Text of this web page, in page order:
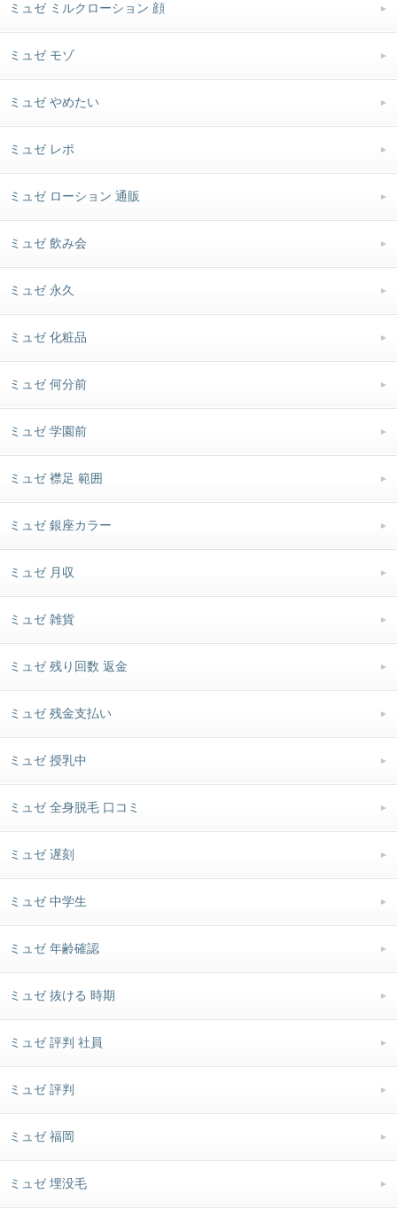
ミュゼ ミルクローション 顔
ミュゼ モゾ
ミュゼ やめたい
ミュゼ レポ
ミュゼ ローション 通販
ミュゼ 飲み会
ミュゼ 永久
ミュゼ 化粧品
ミュゼ 何分前
ミュゼ 学園前
ミュゼ 襟足 範囲
ミュゼ 銀座カラー
ミュゼ 月収
ミュゼ 雑貨
ミュゼ 残り回数 返金
ミュゼ 残金支払い
ミュゼ 授乳中
ミュゼ 全身脱毛 口コミ
ミュゼ 遅刻
ミュゼ 中学生
ミュゼ 年齢確認
ミュゼ 抜ける 時期
ミュゼ 評判 社員
ミュゼ 評判
ミュゼ 福岡
ミュゼ 埋没毛